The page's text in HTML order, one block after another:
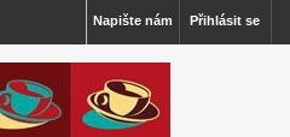
Přihlásit se
Napište nám